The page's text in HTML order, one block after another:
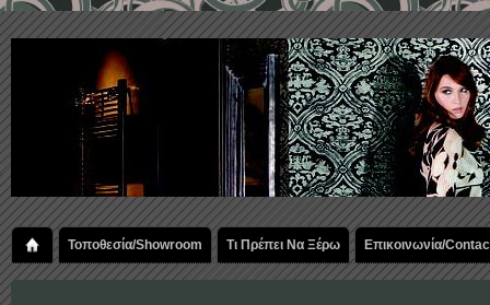
Τοποθεσία/Showroom Τι Πρέπει Να Ξέρω Επικοινωνία/